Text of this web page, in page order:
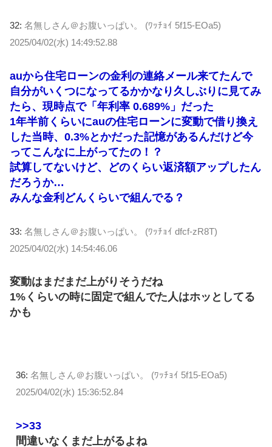
32: 名無しさん＠お腹いっぱい。 (ﾜｯﾁｮｲ 5f15-EOa5)
2025/04/02(水) 14:49:52.88
auから住宅ローンの金利の連絡メール来てたんで
自分がいくつになってるかかなり久しぶりに見てみ
たら、現時点で「年利率 0.689%」だった
1年半前くらいにauの住宅ローンに変動で借り換え
した当時、0.3%とかだった記憶があるんだけど今
ってこんなに上がってたの！？
試算してないけど、どのくらい返済額アップしたん
だろうか…
みんな金利どんくらいで組んでる？
33: 名無しさん＠お腹いっぱい。 (ﾜｯﾁｮｲ dfcf-zR8T)
2025/04/02(水) 14:54:46.06
変動はまだまだ上がりそうだね
1%くらいの時に固定で組んでた人はホッとしてる
かも
36: 名無しさん＠お腹いっぱい。 (ﾜｯﾁｮｲ 5f15-EOa5)
2025/04/02(水) 15:36:52.84
>>33
間違いなくまだ上がるよね